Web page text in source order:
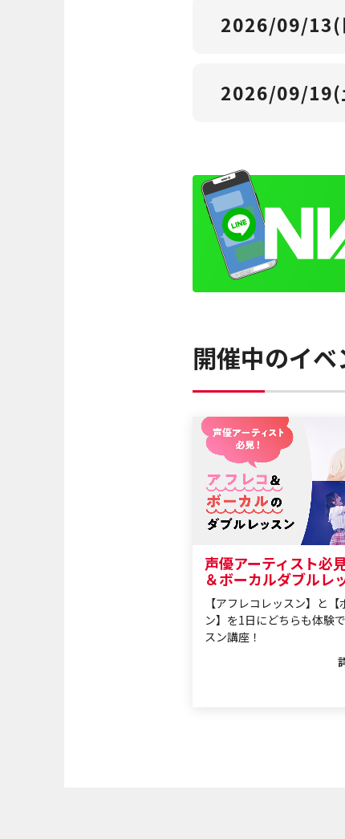
2026/09/13(
2026/09/19(
開催中のイベ
声優アーティスト必
＆ボーカルダブルレ
【アフレコレッスン】と
ン】を1日にどちらも体験
スン講座！